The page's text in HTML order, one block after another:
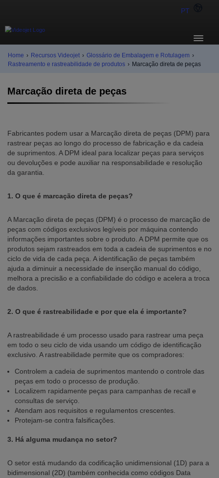
PT
Home › Recursos Videojet › Glossário de Embalagem e Rotulagem ›
Rastreamento e rastreabilidade de produtos › Marcação direta de peças
Marcação direta de peças
Fabricantes podem usar a Marcação direta de peças (DPM) para
rastrear peças ao longo do processo de fabricação e da cadeia
de suprimentos. A DPM ideal para localizar peças para serviços
ou devoluções e pode auxiliar na responsabilidade e resolução
da garantia.
1. O que é marcação direta de peças?
A Marcação direta de peças (DPM) é o processo de marcação de
peças com códigos exclusivos legíveis por máquina contendo
informações importantes sobre o produto. A DPM permite que os
produtos sejam rastreados em toda a cadeia de suprimentos e no
ciclo de vida de cada peça. A identificação de peças também
ajuda a diminuir a necessidade de inserção manual do código,
melhora a precisão e a confiabilidade do código e acelera a troca
de dados.
2. O que é rastreabilidade e por que ela é importante?
A rastreabilidade é um processo usado para rastrear uma peça
em todo o seu ciclo de vida usando um código de identificação
exclusivo. A rastreabilidade permite que os compradores:
Controlem a cadeia de suprimentos mantendo o controle das
peças em todo o processo de produção.
Localizem rapidamente peças para campanhas de recall e
consultas de serviço.
Atendam aos requisitos e regulamentos crescentes.
Protejam-se contra falsificações.
3. Há alguma mudança no setor?
O setor está mudando da codificação unidimensional (1D) para a
bidimensional (2D) (também conhecida como códigos Data